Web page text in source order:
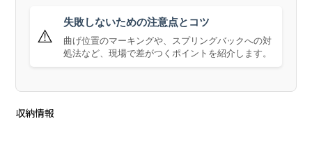
⚠️
失敗しないための注意点とコツ
曲げ位置のマーキングや、スプリングバックへの対
処法など、現場で差がつくポイントを紹介します。
収納情報